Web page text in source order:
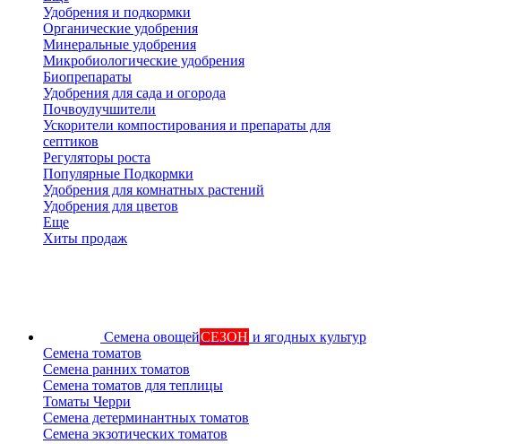
Удобрения и подкормки
Органические удобрения
Минеральные удобрения
Микробиологические удобрения
Биопрепараты
Удобрения для сада и огорода
Почвоулучшители
Ускорители компостирования и препараты для
септиков
Регуляторы роста
Популярные Подкормки
Удобрения для комнатных растений
Удобрения для цветов
Еще
Хиты продаж
Семена овощейСЕЗОН и ягодных культур
Семена томатов
Семена ранних томатов
Семена томатов для теплицы
Томаты Черри
Семена детерминантных томатов
Семена экзотических томатов